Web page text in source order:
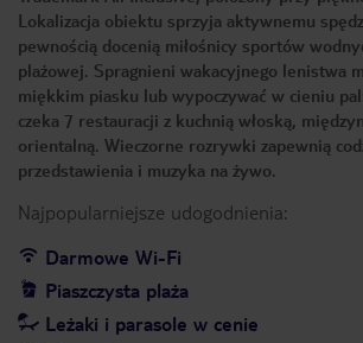
Lokalizacja obiektu sprzyja aktywnemu
pewnością docenią miłośnicy sportów
plażowej. Spragnieni wakacyjnego lenistwa
miękkim piasku lub wypoczywać w cieniu
czeka 7 restauracji z kuchnią włoską,
orientalną. Wieczorne rozrywki zapewnią
przedstawienia i muzyka na żywo.
Najpopularniejsze udogodnienia:
Darmowe Wi-Fi
Piaszczysta plaża
Leżaki i parasole w cenie